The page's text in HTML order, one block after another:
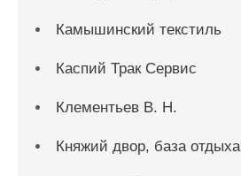
Камышинский текстиль
Каспий Трак Сервис
Клементьев В. Н.
Княжий двор, база отдыха